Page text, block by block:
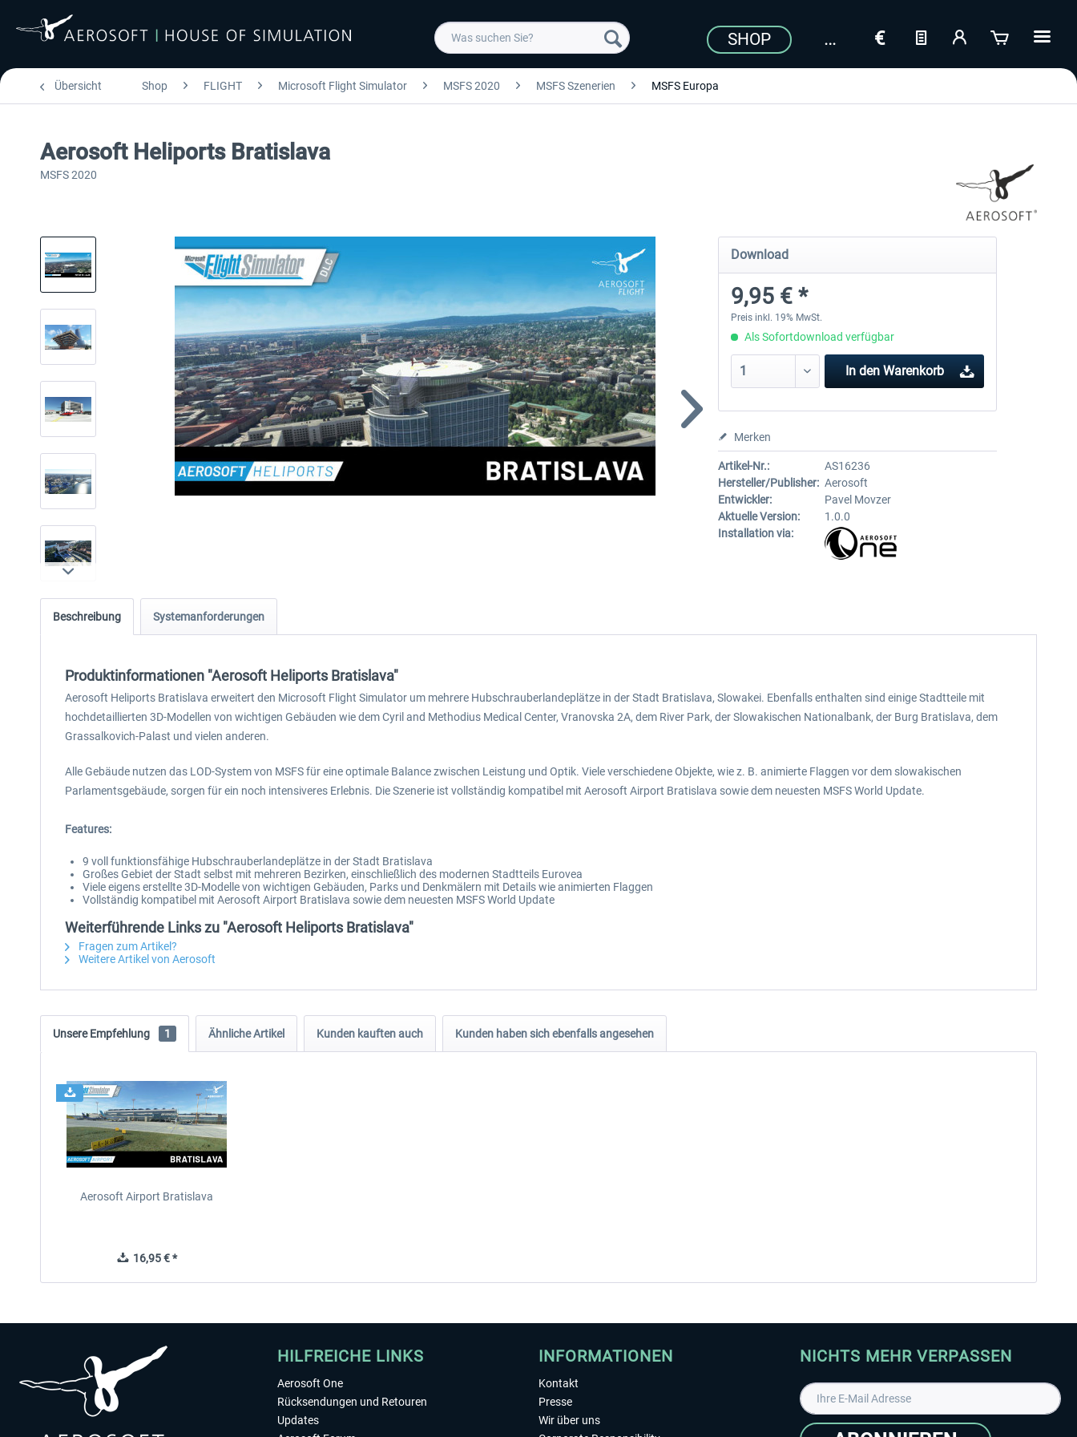
SHOP
Übersicht Shop FLIGHT Microsoft Flight Simulator MSFS 2020 MSFS Szenerien MSFS Europa
Aerosoft Heliports Bratislava
MSFS 2020
Download
9,95 € *
Preis inkl. 19% MwSt.
Als Sofortdownload verfügbar
In den Warenkorb
Merken
Artikel-Nr.:
AS16236
Hersteller/Publisher: Aerosoft
Entwickler:
Pavel Movzer
Aktuelle Version:
1.0.0
Installation via:
Beschreibung Systemanforderungen
Produktinformationen "Aerosoft Heliports Bratislava"
Aerosoft Heliports Bratislava erweitert den Microsoft Flight Simulator um mehrere Hubschrauberlandeplätze in der Stadt Bratislava, Slowakei. Ebenfalls enthalten sind einige Stadtteile mit
hochdetaillierten 3D-Modellen von wichtigen Gebäuden wie dem Cyril and Methodius Medical Center, Vranovska 2A, dem River Park, der Slowakischen Nationalbank, der Burg Bratislava, dem
Grassalkovich-Palast und vielen anderen.
Alle Gebäude nutzen das LOD-System von MSFS für eine optimale Balance zwischen Leistung und Optik. Viele verschiedene Objekte, wie z. B. animierte Flaggen vor dem slowakischen
Parlamentsgebäude, sorgen für ein noch intensiveres Erlebnis. Die Szenerie ist vollständig kompatibel mit Aerosoft Airport Bratislava sowie dem neuesten MSFS World Update.
Features:
9 voll funktionsfähige Hubschrauberlandeplätze in der Stadt Bratislava
Großes Gebiet der Stadt selbst mit mehreren Bezirken, einschließlich des modernen Stadtteils Eurovea
Viele eigens erstellte 3D-Modelle von wichtigen Gebäuden, Parks und Denkmälern mit Details wie animierten Flaggen
Vollständig kompatibel mit Aerosoft Airport Bratislava sowie dem neuesten MSFS World Update
Weiterführende Links zu "Aerosoft Heliports Bratislava"
Fragen zum Artikel?
Weitere Artikel von Aerosoft
Unsere Empfehlung 1 Ähnliche Artikel Kunden kauften auch Kunden haben sich ebenfalls angesehen
Aerosoft Airport Bratislava
16,95 € *
HILFREICHE LINKS
Aerosoft One
Rücksendungen und Retouren
Updates
INFORMATIONEN
Kontakt
Presse
Wir über uns
NICHTS MEHR VERPASSEN